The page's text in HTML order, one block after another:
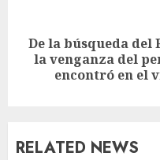
De la búsqueda del
la venganza del
encontró en el
RELATED NEWS